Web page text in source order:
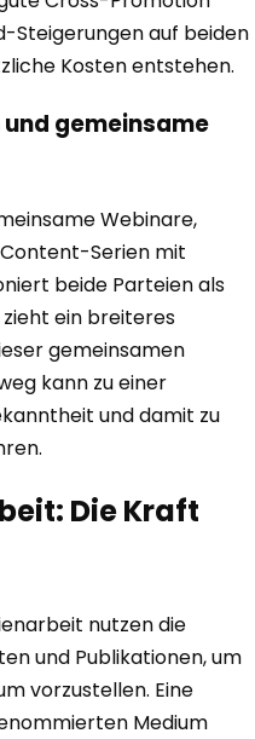
Steigerungen auf beiden
Kosten entstehen.
gemeinsame
Webinare,
Serien mit
beide Parteien als
ein breiteres
gemeinsamen
kann zu einer
und damit zu
Die Kraft
nutzen die
und Publikationen, um
vorzustellen. Eine
Medium